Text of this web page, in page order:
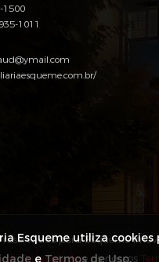
1500
1011
para Esqueme
de Privacidadee os nossos
Esqueme utiliza cookies